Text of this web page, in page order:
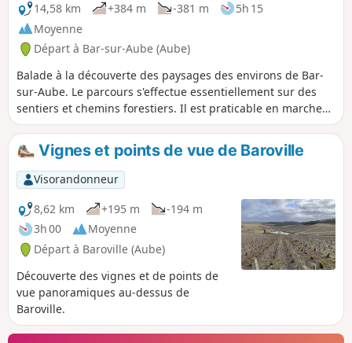
14,58 km +384 m -381 m
5h 15
Moyenne
Départ à Bar-sur-Aube (Aube)
Balade à la découverte des paysages des environs de Bar-
sur-Aube. Le parcours s'effectue essentiellement sur des
sentiers et chemins forestiers. Il est praticable en marche
nordique ou à VTT. Vignoble de champagne, champs, forêts
au programme, avec de jolies vues sur le vignoble
champenois. Au détour du sentier, vous apercevrez la croix
de Lorraine de Colombey les 2 églises. Un passage par le
village de Bergères qui organise chaque année la journée
des fleurs.
Vignes et points de vue de Baroville
Visorandonneur
8,62 km
+195 m
-194 m
3h 00
Moyenne
Départ à Baroville (Aube)
Découverte des vignes et de points de
vue panoramiques au-dessus de
Baroville.